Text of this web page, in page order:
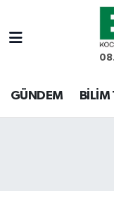
GÜNDEM BİLİM
Kocaeli
Kocaeli Hava